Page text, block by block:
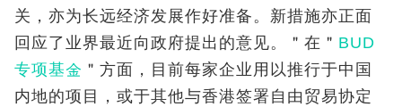
关，亦为长远经济发展作好准备。新措施亦正面
回应了业界最近向政府提出的意见。＂在＂ BUD
专项基金 ＂方面，目前每家企业用以推行于中国
内地的项目，或于其他与香港签署自由贸易协定